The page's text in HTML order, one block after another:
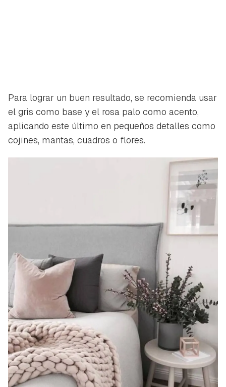
Para lograr un buen resultado, se recomienda usar
el gris como base y el rosa palo como acento,
aplicando este último en pequeños detalles como
cojines, mantas, cuadros o flores.